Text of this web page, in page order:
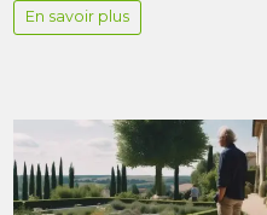
En savoir plus